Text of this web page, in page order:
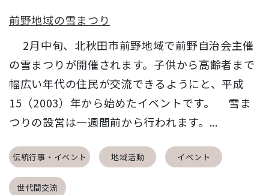
前野地域の雪まつり
2月中旬、北秋田市前野地域で前野自治会主催
の雪まつりが開催されます。子供から高齢者まで
幅広い年代の住民が交流できるようにと、平成
15（2003）年から始めたイベントです。 雪ま
つりの設営は一週間前から行われます。...
伝統行事・イベント 地域活動 イベント
世代間交流